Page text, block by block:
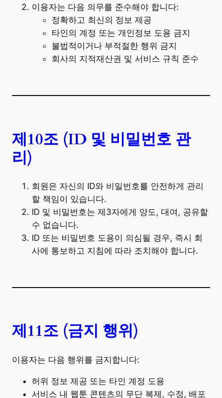
이용자는 다음 의무를 준수해야 합니다:
정확하고 최신의 정보 제공
타인의 계정 또는 개인정보 도용 금지
불법적이거나 부적절한 행위 금지
회사의 지적재산권 및 서비스 규칙 준수
제10조 (ID 및 비밀번호 관
리)
회원은 자신의 ID와 비밀번호를 안전하게 관리
할 책임이 있습니다.
ID 및 비밀번호는 제3자에게 양도, 대여, 공유할
수 없습니다.
ID 또는 비밀번호 도용이 의심될 경우, 즉시 회
사에 통보하고 지침에 따라 조치해야 합니다.
제11조 (금지 행위)
이용자는 다음 행위를 금지합니다:
허위 정보 제공 또는 타인 계정 도용
서비스 내 웹툰 콘텐츠의 무단 복제, 수정, 배포